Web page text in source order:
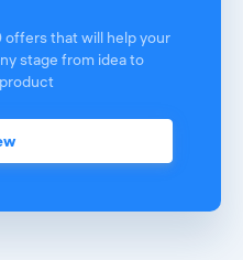
that will help your
stage from idea to